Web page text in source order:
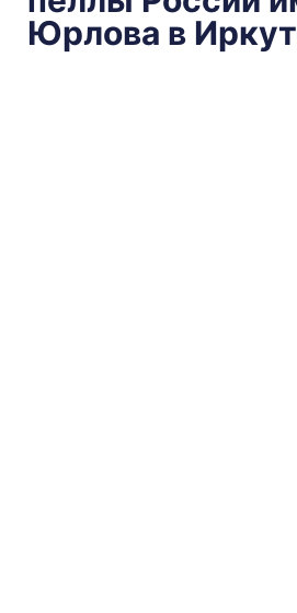
Юрлова в